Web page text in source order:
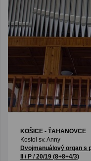
KOŠICE - ŤAHANOVCE
Kostol sv. Anny
Dvojmanuálový organ s
II / P / 20/19 (8+8+4/3)